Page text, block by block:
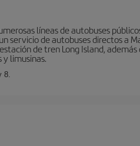
líneas de autobuses
servicio de autobuses directos a
de tren Long Island,
limusinas.
8.